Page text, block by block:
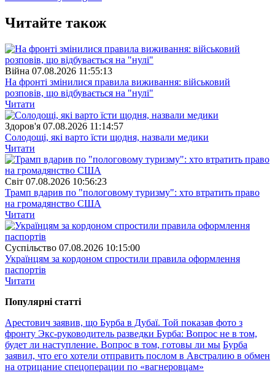
Читайте також
Війна 07.08.2026 11:55:13
На фронті змінилися правила виживання: військовий
розповів, що відбувається на "нулі"
Читати
Здоров'я 07.08.2026 11:14:57
Солодощі, які варто їсти щодня, назвали медики
Читати
Свiт 07.08.2026 10:56:23
Трамп вдарив по "пологовому туризму": хто втратить право
на громадянство США
Читати
Суспiльство 07.08.2026 10:15:00
Українцям за кордоном спростили правила оформлення
паспортів
Читати
Популярнi статтi
Арестович заявив, що Бурба в Дубаї. Той показав фото з
фронту Экс-руководитель разведки Бурба: Вопрос не в том,
будет ли наступление. Вопрос в том, готовы ли мы Бурба
заявил, что его хотели отправить послом в Австралию в обмен
на отрицание спецоперации по «вагнеровцам»